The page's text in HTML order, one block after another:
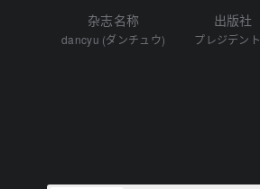
杂志名称
dancyu (ダンチュウ)
出版社
プレジデン